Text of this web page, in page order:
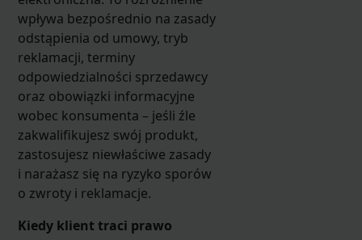
wpływa bezpośrednio na zasady
odstąpienia od umowy, tryb
reklamacji, terminy
odpowiedzialności sprzedawcy
oraz obowiązki informacyjne
wobec konsumenta – jeśli źle
zakwalifikujesz swój produkt,
zastosujesz niewłaściwe zasady
i narażasz się na ryzyko sporów
o zwroty i reklamacje.
Kiedy klient traci prawo